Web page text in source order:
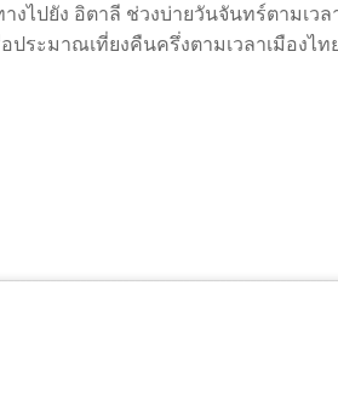
งไปยัง อิตาลี ช่วงบ่ายวันจันทร์ตามเ
ระมาณเที่ยงคืนครึ่งตามเวลาเมืองไท